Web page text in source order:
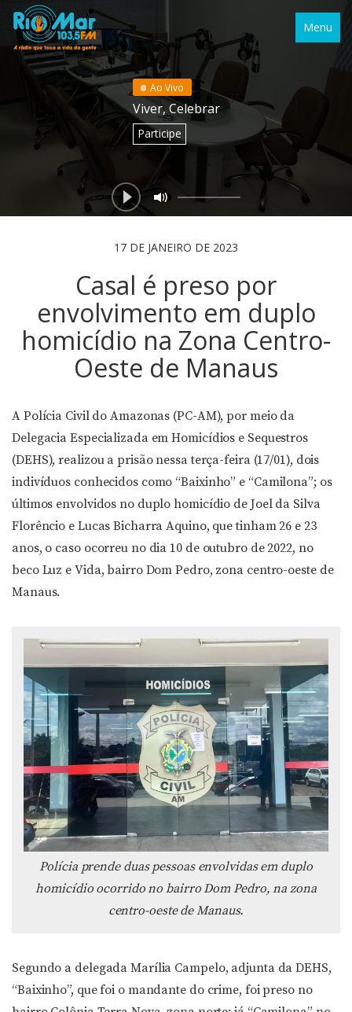
Menu
Ao Vivo
Viver, Celebrar
Participe
17 DE JANEIRO DE 2023
Casal é preso por
envolvimento em duplo
homicídio na Zona Centro-
Oeste de Manaus
A Polícia Civil do Amazonas (PC-AM), por meio da
Delegacia Especializada em Homicídios e Sequestros
(DEHS), realizou a prisão nessa terça-feira (17/01), dois
indivíduos conhecidos como “Baixinho” e “Camilona”; os
últimos envolvidos no duplo homicídio de Joel da Silva
Florêncio e Lucas Bicharra Aquino, que tinham 26 e 23
anos, o caso ocorreu no dia 10 de outubro de 2022, no
beco Luz e Vida, bairro Dom Pedro, zona centro-oeste de
Manaus.
Polícia prende duas pessoas envolvidas em duplo
homicídio ocorrido no bairro Dom Pedro, na zona
centro-oeste de Manaus.
Segundo a delegada Marília Campelo, adjunta da DEHS,
“Baixinho”, que foi o mandante do crime, foi preso no